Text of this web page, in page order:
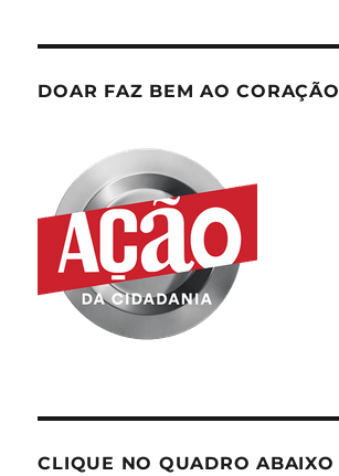
DOAR FAZ BEM AO CORAÇÃO
CLIQUE NO QUADRO ABAIXO